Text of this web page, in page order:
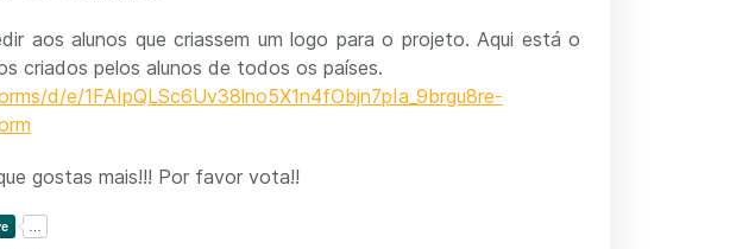
aos alunos que criassem um logo para o projeto. Aqui está o
criados pelos alunos de todos os países.
d/e/1FAIpQLSc6Uv38lno5X1n4fObjn7pIa_9brgu8re-
gostas mais!!! Por favor vota!!